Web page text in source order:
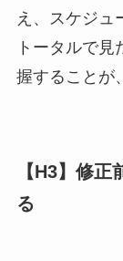
え、スケジュ
トータルで
握することが
【H3】修
る